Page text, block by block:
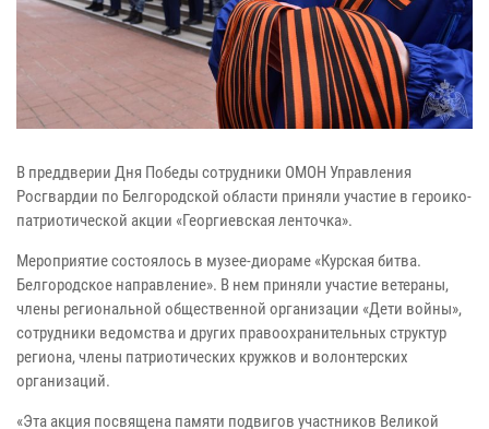
В преддверии Дня Победы сотрудники ОМОН Управления
Росгвардии по Белгородской области приняли участие в героико-
патриотической акции «Георгиевская ленточка».
Мероприятие состоялось в музее-диораме «Курская битва.
Белгородское направление». В нем приняли участие ветераны,
члены региональной общественной организации «Дети войны»,
сотрудники ведомства и других правоохранительных структур
региона, члены патриотических кружков и волонтерских
организаций.
«Эта акция посвящена памяти подвигов участников Великой